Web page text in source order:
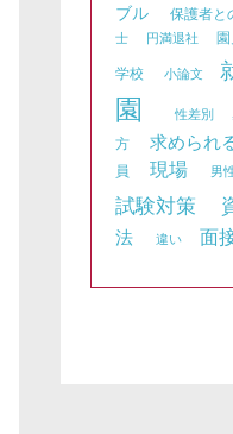
ブル
保護者と
士
円満退社
学校 小論文
園
性差別
方
求められ
員
現場 男
試験対策
法
違い 面